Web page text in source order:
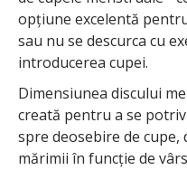
opțiune excelentă
sau nu se descurca cu
introducerea cupei.
Dimensiunea discului
creată pentru a se
spre deosebire de cupe,
mărimii în funcție de